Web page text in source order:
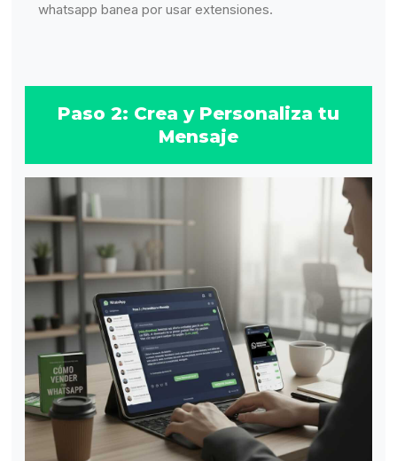
whatsapp banea por usar extensiones.
Paso 2: Crea y Personaliza tu
Mensaje